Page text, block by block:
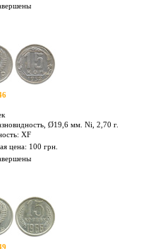
мм. Ni, 2,70 г.
VF
цена: 200 грн.